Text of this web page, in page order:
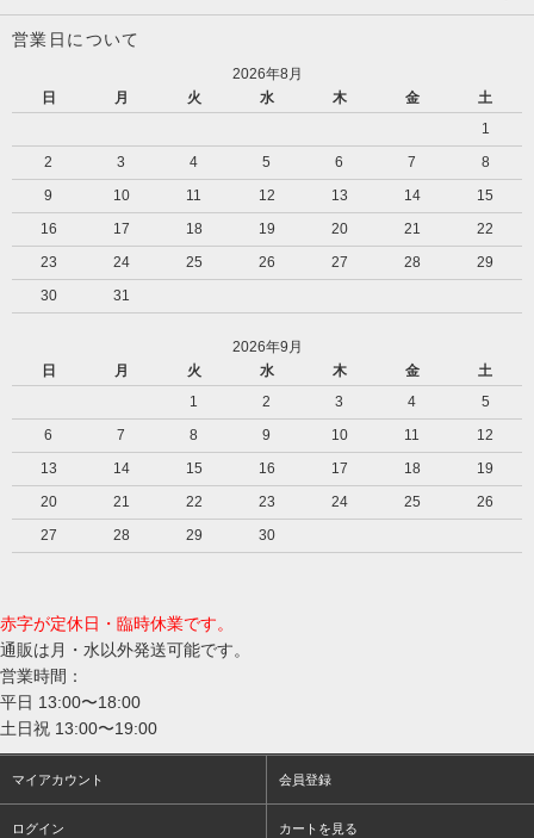
営業日について
2026年8月
日
月 火 水 木 金
土
1
2
3 4 5 6 7
8
9
10 11 12 13 14
15
16
17 18 19 20 21
22
23
24 25 26 27 28
29
30
31
2026年9月
日
月 火 水 木 金
土
1
2 3 4
5
6
7 8 9 10 11
12
13
14 15 16 17 18
19
20
21 22 23 24 25
26
27
28 29 30
赤字が定休日・臨時休業です。
通販は月・水以外発送可能です。
営業時間：
平日 13:00〜18:00
土日祝 13:00〜19:00
マイアカウント 会員登録
ログイン カートを見る